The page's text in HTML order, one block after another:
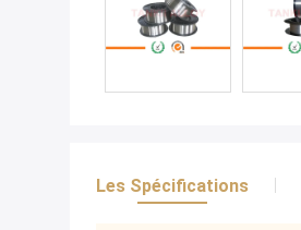
Les Spécifications